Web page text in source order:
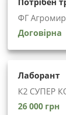
ФГ Агромир
Договірна
Лаборант
К2 СУПЕР
26 000 грн